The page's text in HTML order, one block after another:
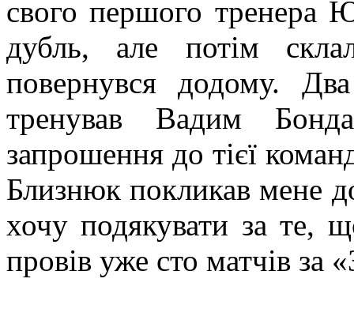
свого першого тренера
дубль, але потім
повернувся додому.
тренував Вадим
запрошення до тієї
Близнюк покликав мене
хочу подякувати за те,
провів уже сто матчів за